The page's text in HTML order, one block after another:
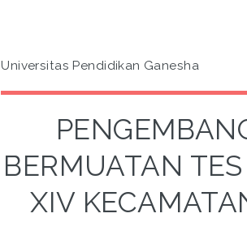
Universitas Pendidikan Ganesha
BERMUATAN
XIV